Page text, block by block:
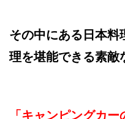
その中にある日本料
理を堪能できる素敵
「キャンピングカ